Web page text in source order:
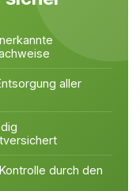
aller
durch den